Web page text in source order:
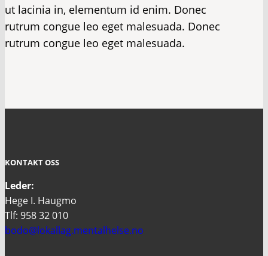
ut lacinia in, elementum id enim. Donec
rutrum congue leo eget malesuada. Donec
rutrum congue leo eget malesuada.
KONTAKT OSS
Leder:
Hege I. Haugmo
Tlf: 958 32 010
bodo@lokallag.mentalhelse.no